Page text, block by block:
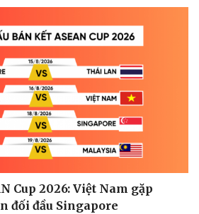
Cup 2026: Việt Nam gặp
đối đầu Singapore